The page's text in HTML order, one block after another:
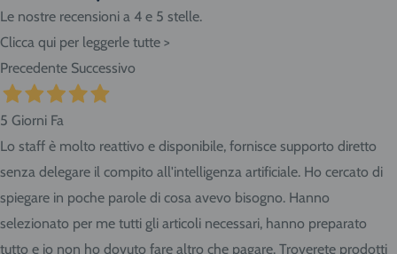
Le nostre recensioni a 4 e 5 stelle.
Clicca qui per leggerle tutte >
Precedente Successivo
5 Giorni Fa
Lo staff è molto reattivo e disponibile, fornisce supporto diretto
senza delegare il compito all'intelligenza artificiale. Ho cercato di
spiegare in poche parole di cosa avevo bisogno. Hanno
selezionato per me tutti gli articoli necessari, hanno preparato
tutto e io non ho dovuto fare altro che pagare. Troverete prodotti